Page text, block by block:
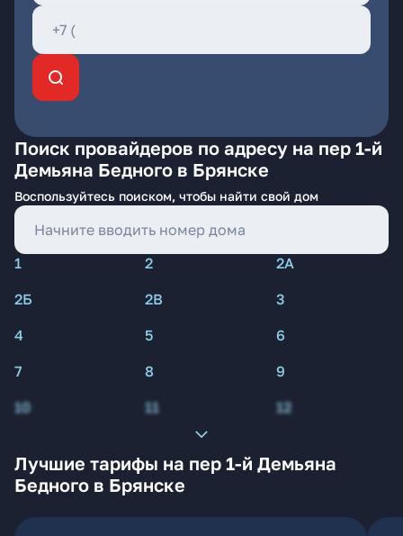
Поиск провайдеров по адресу на пер 1-й
Демьяна Бедного в Брянске
Воспользуйтесь поиском, чтобы найти свой дом
1 2
2А
2Б
2В
3
4
5
6
7
8
9
10
11 12
Лучшие тарифы на пер 1-й Демьяна
Бедного в Брянске